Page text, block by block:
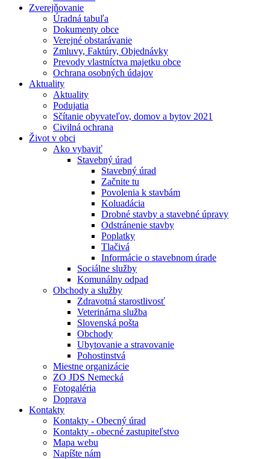
Zverejňovanie
Úradná tabuľa
Dokumenty obce
Verejné obstarávanie
Zmluvy, Faktúry, Objednávky
Prevody vlastníctva majetku obce
Ochrana osobných údajov
Aktuality
Aktuality
Podujatia
Sčítanie obyvateľov, domov a bytov 2021
Civilná ochrana
Život v obci
Ako vybaviť
Stavebný úrad
Stavebný úrad
Začnite tu
Povolenia k stavbám
Koluadácia
Drobné stavby a stavebné úpravy
Odstránenie stavby
Poplatky
Tlačivá
Informácie o stavebnom úrade
Sociálne služby
Komunálny odpad
Obchody a služby
Zdravotná starostlivosť
Veterinárna služba
Slovenská pošta
Obchody
Ubytovanie a stravovanie
Pohostinstvá
Miestne organizácie
ZO JDS Nemecká
Fotogaléria
Doprava
Kontakty
Kontakty - Obecný úrad
Kontakty - obecné zastupiteľstvo
Mapa webu
Napíšte nám